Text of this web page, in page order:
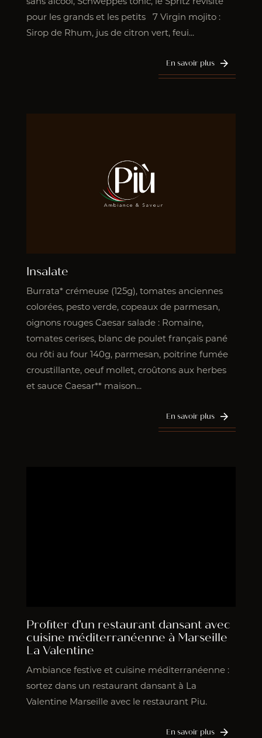
sans alcool, Schweppes tonic, le Spritz revisité
pour les grands et les petits 7 Virgin mojito :
Sirop de Rhum, jus de citron vert, feui...
En savoir plus
Insalate
Burrata* crémeuse (125g), tomates anciennes
colorées, pesto verde, copeaux de parmesan,
oignons rouges Caesar salade : Romaine,
tomates cerises, blanc de poulet français pané
ou rôti au four 140g, parmesan, poitrine fumée
croustillante, oeuf mollet, croûtons aux herbes
et sauce Caesar** maison...
En savoir plus
Profiter d’un restaurant dansant avec
cuisine méditerranéenne à Marseille
La Valentine
Ambiance festive et cuisine méditerranéenne :
sortez dans un restaurant dansant à La
Valentine Marseille avec le restaurant Piu.
En savoir plus